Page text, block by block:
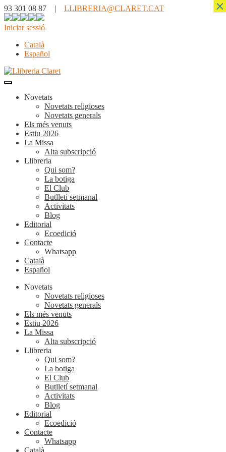
93 301 08 87 | LLIBRERIA@CLARET.CAT
Iniciar sessió
Català
Español
Novetats
Novetats religioses
Novetats generals
Els més venuts
Estiu 2026
La Missa
Alta subscripció
Llibreria
Qui som?
La botiga
El Club
Butlletí setmanal
Activitats
Blog
Editorial
Ecoedició
Contacte
Whatsapp
Català
Español
Novetats
Novetats religioses
Novetats generals
Els més venuts
Estiu 2026
La Missa
Alta subscripció
Llibreria
Qui som?
La botiga
El Club
Butlletí setmanal
Activitats
Blog
Editorial
Ecoedició
Contacte
Whatsapp
Català
×